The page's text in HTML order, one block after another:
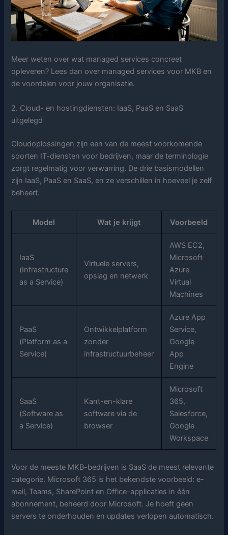
Meer weten over wat managed services concreet
opleveren? Lees dan over managed services voor MKB en
de voordelen voor jouw organisatie.
2. Cloud- en hostingdiensten: IaaS, PaaS en SaaS
uitgelegd
Cloudoplossingen zijn een van de meest voorkomende
soorten IT-diensten voor bedrijven, maar de terminologie
zorgt regelmatig voor verwarring. De drie basismodellen
zijn IaaS, PaaS en SaaS, en ze verschillen in hoeveel je zelf
beheert.
Model Wat je krijgt Voorbeeld
IaaS
(Infrastructure
as a Service)
Virtuele servers,
opslag en netwerk
AWS EC2,
Microsoft
Azure
Virtual
Machines
PaaS
(Platform as a
Service)
Ontwikkelplatform
zonder
infrastructuurbeheer
Azure App
Service,
Google
App
Engine
SaaS
(Software as
a Service)
Kant-en-klare
software via de
browser
Microsoft
365,
Salesforce,
Google
Workspace
Voor de meeste MKB-bedrijven is SaaS de meest relevante
categorie. Microsoft 365 is het bekendste voorbeeld: e-
mail, Teams, SharePoint en Office-applicaties in één
abonnement, beheerd door Microsoft. Je hoeft geen
servers te onderhouden en updates verlopen automatisch.